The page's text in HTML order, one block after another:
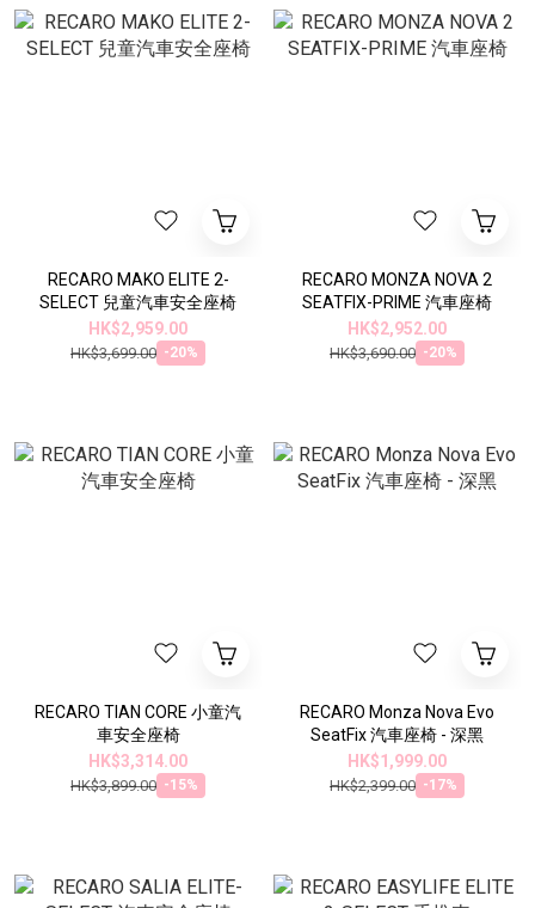
RECARO MAKO ELITE 2-
SELECT 兒童汽車安全座椅
HK$2,959.00
HK$3,699.00 -20%
RECARO MONZA NOVA 2
SEATFIX-PRIME 汽車座椅
HK$2,952.00
HK$3,690.00 -20%
RECARO TIAN CORE 小童汽
車安全座椅
HK$3,314.00
HK$3,899.00 -15%
RECARO Monza Nova Evo
SeatFix 汽車座椅 - 深黑
HK$1,999.00
HK$2,399.00 -17%